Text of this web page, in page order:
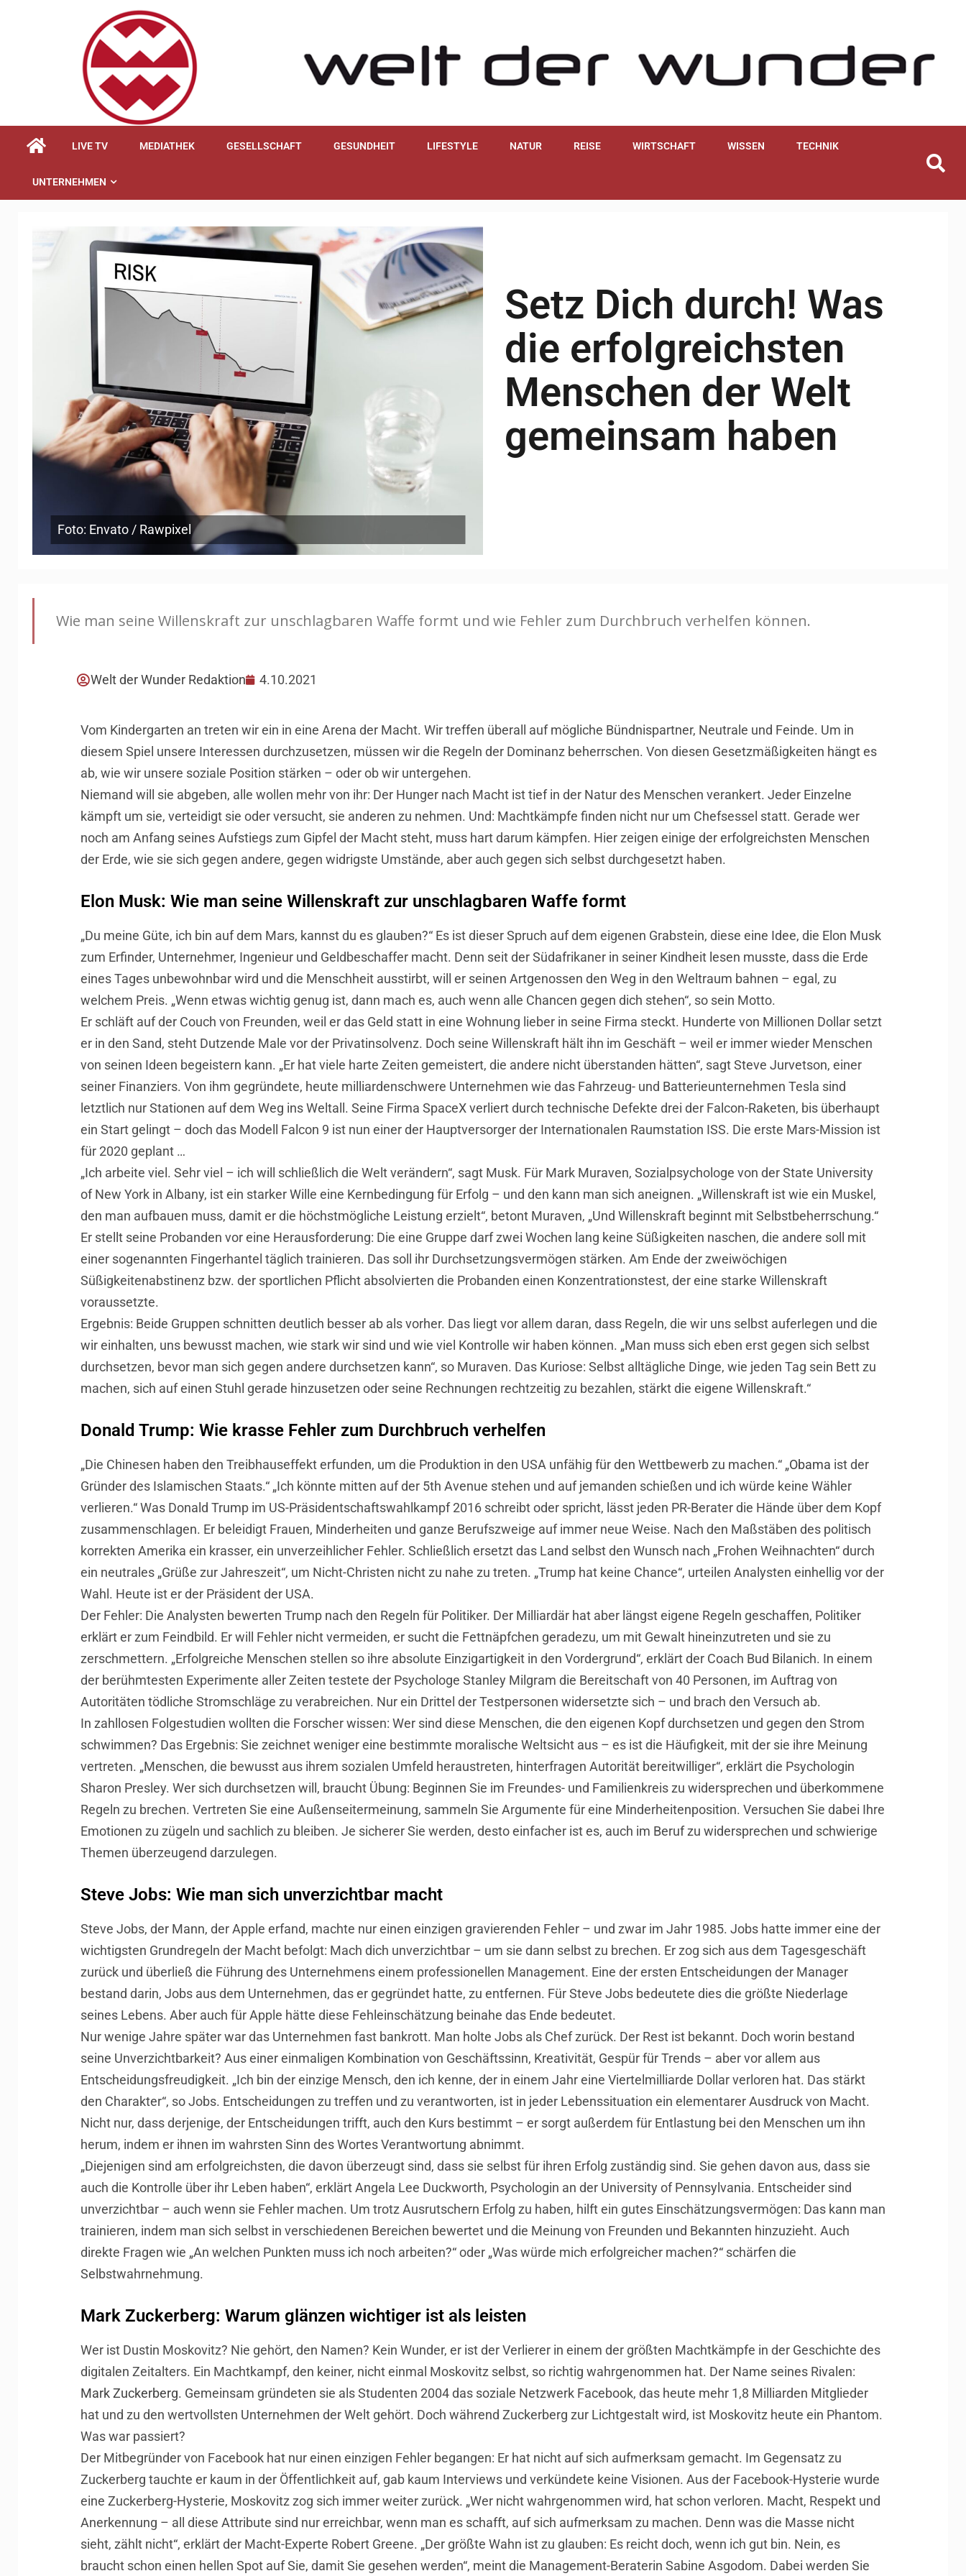
LIVE TV MEDIATHEK GESELLSCHAFT GESUNDHEIT LIFESTYLE NATUR REISE WIRTSCHAFT WISSEN TECHNIK
UNTERNEHMEN
Foto: Envato / Rawpixel
Setz Dich durch! Was
die erfolgreichsten
Menschen der Welt
gemeinsam haben
Wie man seine Willenskraft zur unschlagbaren Waffe formt und wie Fehler zum Durchbruch verhelfen können.
Welt der Wunder Redaktion 4.10.2021
Vom Kindergarten an treten wir ein in eine Arena der Macht. Wir treffen überall auf mögliche Bündnispartner, Neutrale und Feinde. Um in
diesem Spiel unsere Interessen durchzusetzen, müssen wir die Regeln der Dominanz beherrschen. Von diesen Gesetzmäßigkeiten hängt es
ab, wie wir unsere soziale Position stärken – oder ob wir untergehen.
Niemand will sie abgeben, alle wollen mehr von ihr: Der Hunger nach Macht ist tief in der Natur des Menschen verankert. Jeder Einzelne
kämpft um sie, verteidigt sie oder versucht, sie anderen zu nehmen. Und: Machtkämpfe finden nicht nur um Chefsessel statt. Gerade wer
noch am Anfang seines Aufstiegs zum Gipfel der Macht steht, muss hart darum kämpfen. Hier zeigen einige der erfolgreichsten Menschen
der Erde, wie sie sich gegen andere, gegen widrigste Umstände, aber auch gegen sich selbst durchgesetzt haben.
Elon Musk: Wie man seine Willenskraft zur unschlagbaren Waffe formt
„Du meine Güte, ich bin auf dem Mars, kannst du es glauben?“ Es ist dieser Spruch auf dem eigenen Grabstein, diese eine Idee, die Elon Musk
zum Erfinder, Unternehmer, Ingenieur und Geldbeschaffer macht. Denn seit der Südafrikaner in seiner Kindheit lesen musste, dass die Erde
eines Tages unbewohnbar wird und die Menschheit ausstirbt, will er seinen Artgenossen den Weg in den Weltraum bahnen – egal, zu
welchem Preis. „Wenn etwas wichtig genug ist, dann mach es, auch wenn alle Chancen gegen dich stehen“, so sein Motto.
Er schläft auf der Couch von Freunden, weil er das Geld statt in eine Wohnung lieber in seine Firma steckt. Hunderte von Millionen Dollar setzt
er in den Sand, steht Dutzende Male vor der Privatinsolvenz. Doch seine Willenskraft hält ihn im Geschäft – weil er immer wieder Menschen
von seinen Ideen begeistern kann. „Er hat viele harte Zeiten gemeistert, die andere nicht überstanden hätten“, sagt Steve Jurvetson, einer
seiner Finanziers. Von ihm gegründete, heute milliardenschwere Unternehmen wie das Fahrzeug- und Batterieunternehmen Tesla sind
letztlich nur Stationen auf dem Weg ins Weltall. Seine Firma SpaceX verliert durch technische Defekte drei der Falcon-Raketen, bis überhaupt
ein Start gelingt – doch das Modell Falcon 9 ist nun einer der Hauptversorger der Internationalen Raumstation ISS. Die erste Mars-Mission ist
für 2020 geplant …
„Ich arbeite viel. Sehr viel – ich will schließlich die Welt verändern“, sagt Musk. Für Mark Muraven, Sozialpsychologe von der State University
of New York in Albany, ist ein starker Wille eine Kernbedingung für Erfolg – und den kann man sich aneignen. „Willenskraft ist wie ein Muskel,
den man aufbauen muss, damit er die höchstmögliche Leistung erzielt“, betont Muraven, „Und Willenskraft beginnt mit Selbstbeherrschung.“
Er stellt seine Probanden vor eine Herausforderung: Die eine Gruppe darf zwei Wochen lang keine Süßigkeiten naschen, die andere soll mit
einer sogenannten Fingerhantel täglich trainieren. Das soll ihr Durchsetzungsvermögen stärken. Am Ende der zweiwöchigen
Süßigkeitenabstinenz bzw. der sportlichen Pflicht absolvierten die Probanden einen Konzentrationstest, der eine starke Willenskraft
voraussetzte.
Ergebnis: Beide Gruppen schnitten deutlich besser ab als vorher. Das liegt vor allem daran, dass Regeln, die wir uns selbst auferlegen und die
wir einhalten, uns bewusst machen, wie stark wir sind und wie viel Kontrolle wir haben können. „Man muss sich eben erst gegen sich selbst
durchsetzen, bevor man sich gegen andere durchsetzen kann“, so Muraven. Das Kuriose: Selbst alltägliche Dinge, wie jeden Tag sein Bett zu
machen, sich auf einen Stuhl gerade hinzusetzen oder seine Rechnungen rechtzeitig zu bezahlen, stärkt die eigene Willenskraft.“
Donald Trump: Wie krasse Fehler zum Durchbruch verhelfen
„Die Chinesen haben den Treibhauseffekt erfunden, um die Produktion in den USA unfähig für den Wettbewerb zu machen.“ „Obama ist der
Gründer des Islamischen Staats.“ „Ich könnte mitten auf der 5th Avenue stehen und auf jemanden schießen und ich würde keine Wähler
verlieren.“ Was Donald Trump im US-Präsidentschaftswahlkampf 2016 schreibt oder spricht, lässt jeden PR-Berater die Hände über dem Kopf
zusammenschlagen. Er beleidigt Frauen, Minderheiten und ganze Berufszweige auf immer neue Weise. Nach den Maßstäben des politisch
korrekten Amerika ein krasser, ein unverzeihlicher Fehler. Schließlich ersetzt das Land selbst den Wunsch nach „Frohen Weihnachten“ durch
ein neutrales „Grüße zur Jahreszeit“, um Nicht-Christen nicht zu nahe zu treten. „Trump hat keine Chance“, urteilen Analysten einhellig vor der
Wahl. Heute ist er der Präsident der USA.
Der Fehler: Die Analysten bewerten Trump nach den Regeln für Politiker. Der Milliardär hat aber längst eigene Regeln geschaffen, Politiker
erklärt er zum Feindbild. Er will Fehler nicht vermeiden, er sucht die Fettnäpfchen geradezu, um mit Gewalt hineinzutreten und sie zu
zerschmettern. „Erfolgreiche Menschen stellen so ihre absolute Einzigartigkeit in den Vordergrund“, erklärt der Coach Bud Bilanich. In einem
der berühmtesten Experimente aller Zeiten testete der Psychologe Stanley Milgram die Bereitschaft von 40 Personen, im Auftrag von
Autoritäten tödliche Stromschläge zu verabreichen. Nur ein Drittel der Testpersonen widersetzte sich – und brach den Versuch ab.
In zahllosen Folgestudien wollten die Forscher wissen: Wer sind diese Menschen, die den eigenen Kopf durchsetzen und gegen den Strom
schwimmen? Das Ergebnis: Sie zeichnet weniger eine bestimmte moralische Weltsicht aus – es ist die Häufigkeit, mit der sie ihre Meinung
vertreten. „Menschen, die bewusst aus ihrem sozialen Umfeld heraustreten, hinterfragen Autorität bereitwilliger“, erklärt die Psychologin
Sharon Presley. Wer sich durchsetzen will, braucht Übung: Beginnen Sie im Freundes- und Familienkreis zu widersprechen und überkommene
Regeln zu brechen. Vertreten Sie eine Außenseitermeinung, sammeln Sie Argumente für eine Minderheitenposition. Versuchen Sie dabei Ihre
Emotionen zu zügeln und sachlich zu bleiben. Je sicherer Sie werden, desto einfacher ist es, auch im Beruf zu widersprechen und schwierige
Themen überzeugend darzulegen.
Steve Jobs: Wie man sich unverzichtbar macht
Steve Jobs, der Mann, der Apple erfand, machte nur einen einzigen gravierenden Fehler – und zwar im Jahr 1985. Jobs hatte immer eine der
wichtigsten Grundregeln der Macht befolgt: Mach dich unverzichtbar – um sie dann selbst zu brechen. Er zog sich aus dem Tagesgeschäft
zurück und überließ die Führung des Unternehmens einem professionellen Management. Eine der ersten Entscheidungen der Manager
bestand darin, Jobs aus dem Unternehmen, das er gegründet hatte, zu entfernen. Für Steve Jobs bedeutete dies die größte Niederlage
seines Lebens. Aber auch für Apple hätte diese Fehleinschätzung beinahe das Ende bedeutet.
Nur wenige Jahre später war das Unternehmen fast bankrott. Man holte Jobs als Chef zurück. Der Rest ist bekannt. Doch worin bestand
seine Unverzichtbarkeit? Aus einer einmaligen Kombination von Geschäftssinn, Kreativität, Gespür für Trends – aber vor allem aus
Entscheidungsfreudigkeit. „Ich bin der einzige Mensch, den ich kenne, der in einem Jahr eine Viertelmilliarde Dollar verloren hat. Das stärkt
den Charakter“, so Jobs. Entscheidungen zu treffen und zu verantworten, ist in jeder Lebenssituation ein elementarer Ausdruck von Macht.
Nicht nur, dass derjenige, der Entscheidungen trifft, auch den Kurs bestimmt – er sorgt außerdem für Entlastung bei den Menschen um ihn
herum, indem er ihnen im wahrsten Sinn des Wortes Verantwortung abnimmt.
„Diejenigen sind am erfolgreichsten, die davon überzeugt sind, dass sie selbst für ihren Erfolg zuständig sind. Sie gehen davon aus, dass sie
auch die Kontrolle über ihr Leben haben“, erklärt Angela Lee Duckworth, Psychologin an der University of Pennsylvania. Entscheider sind
unverzichtbar – auch wenn sie Fehler machen. Um trotz Ausrutschern Erfolg zu haben, hilft ein gutes Einschätzungsvermögen: Das kann man
trainieren, indem man sich selbst in verschiedenen Bereichen bewertet und die Meinung von Freunden und Bekannten hinzuzieht. Auch
direkte Fragen wie „An welchen Punkten muss ich noch arbeiten?“ oder „Was würde mich erfolgreicher machen?“ schärfen die
Selbstwahrnehmung.
Mark Zuckerberg: Warum glänzen wichtiger ist als leisten
Wer ist Dustin Moskovitz? Nie gehört, den Namen? Kein Wunder, er ist der Verlierer in einem der größten Machtkämpfe in der Geschichte des
digitalen Zeitalters. Ein Machtkampf, den keiner, nicht einmal Moskovitz selbst, so richtig wahrgenommen hat. Der Name seines Rivalen:
Mark Zuckerberg. Gemeinsam gründeten sie als Studenten 2004 das soziale Netzwerk Facebook, das heute mehr 1,8 Milliarden Mitglieder
hat und zu den wertvollsten Unternehmen der Welt gehört. Doch während Zuckerberg zur Lichtgestalt wird, ist Moskovitz heute ein Phantom.
Was war passiert?
Der Mitbegründer von Facebook hat nur einen einzigen Fehler begangen: Er hat nicht auf sich aufmerksam gemacht. Im Gegensatz zu
Zuckerberg tauchte er kaum in der Öffentlichkeit auf, gab kaum Interviews und verkündete keine Visionen. Aus der Facebook-Hysterie wurde
eine Zuckerberg-Hysterie, Moskovitz zog sich immer weiter zurück. „Wer nicht wahrgenommen wird, hat schon verloren. Macht, Respekt und
Anerkennung – all diese Attribute sind nur erreichbar, wenn man es schafft, auf sich aufmerksam zu machen. Denn was die Masse nicht
sieht, zählt nicht“, erklärt der Macht-Experte Robert Greene. „Der größte Wahn ist zu glauben: Es reicht doch, wenn ich gut bin. Nein, es
braucht schon einen hellen Spot auf Sie, damit Sie gesehen werden“, meint die Management-Beraterin Sabine Asgodom. Dabei werden Sie